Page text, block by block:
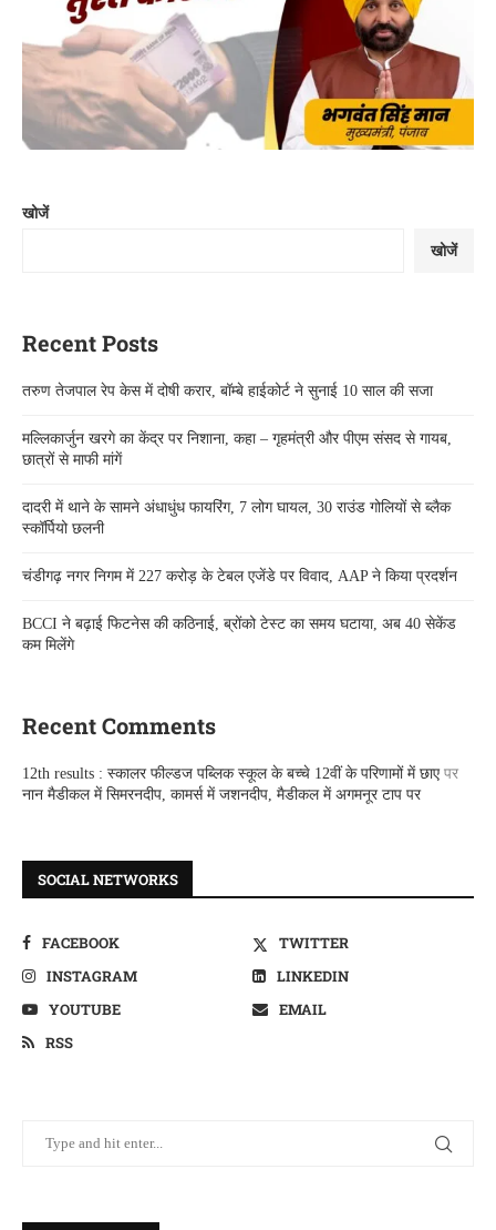
खोजें
खोजें
Recent Posts
तरुण तेजपाल रेप केस में दोषी करार, बॉम्बे हाईकोर्ट ने सुनाई 10 साल की सजा
मल्लिकार्जुन खरगे का केंद्र पर निशाना, कहा – गृहमंत्री और पीएम संसद से गायब,
छात्रों से माफी मांगें
दादरी में थाने के सामने अंधाधुंध फायरिंग, 7 लोग घायल, 30 राउंड गोलियों से ब्लैक
स्कॉर्पियो छलनी
चंडीगढ़ नगर निगम में 227 करोड़ के टेबल एजेंडे पर विवाद, AAP ने किया प्रदर्शन
BCCI ने बढ़ाई फिटनेस की कठिनाई, ब्रोंको टेस्ट का समय घटाया, अब 40 सेकेंड
कम मिलेंगे
Recent Comments
12th results : स्कालर फील्डज पब्लिक स्कूल के बच्चे 12वीं के परिणामों में छाएपर
नान मैडीकल में सिमरनदीप, कामर्स में जशनदीप, मैडीकल में अगमनूर टाप पर
SOCIAL NETWORKS
FACEBOOK
TWITTER
INSTAGRAM
LINKEDIN
YOUTUBE
EMAIL
RSS